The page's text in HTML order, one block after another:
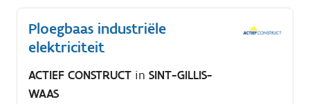
om het beste uit elk teamlid te halen Meehelpen met
het opleiden van nieuwe operatoren, zodat zij snel
hun weg vinden in de organisatie Actief bijspringen
dankzij jouw operationele kennis Nauwgezet
opvolgen van de productieplanning, hygiëne- en
Ploegbaas industriële
elektriciteit
ACTIEF CONSTRUCT in SINT-GILLIS-
WAAS